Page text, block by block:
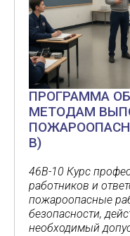
ПРОГРАММА
МЕТОДАМ
В)
46В-10 Курс
работников и
пожароопасные
безопасности,
необходимый